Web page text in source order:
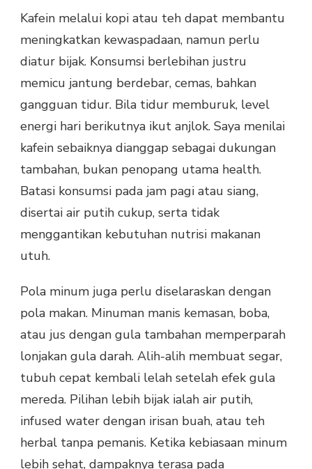
Kafein melalui kopi atau teh dapat membantu
meningkatkan kewaspadaan, namun perlu
diatur bijak. Konsumsi berlebihan justru
memicu jantung berdebar, cemas, bahkan
gangguan tidur. Bila tidur memburuk, level
energi hari berikutnya ikut anjlok. Saya menilai
kafein sebaiknya dianggap sebagai dukungan
tambahan, bukan penopang utama health.
Batasi konsumsi pada jam pagi atau siang,
disertai air putih cukup, serta tidak
menggantikan kebutuhan nutrisi makanan
utuh.
Pola minum juga perlu diselaraskan dengan
pola makan. Minuman manis kemasan, boba,
atau jus dengan gula tambahan memperparah
lonjakan gula darah. Alih-alih membuat segar,
tubuh cepat kembali lelah setelah efek gula
mereda. Pilihan lebih bijak ialah air putih,
infused water dengan irisan buah, atau teh
herbal tanpa pemanis. Ketika kebiasaan minum
lebih sehat, dampaknya terasa pada